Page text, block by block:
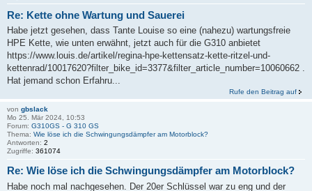
Re: Kette ohne Wartung und Sauerei
Habe jetzt gesehen, dass Tante Louise so eine (nahezu) wartungsfreie
HPE Kette, wie unten erwähnt, jetzt auch für die G310 anbietet
https://www.louis.de/artikel/regina-hpe-kettensatz-kette-ritzel-und-
kettenrad/10017620?filter_bike_id=3377&filter_article_number=10060662 .
Hat jemand schon Erfahru...
Rufe den Beitrag auf
von gbslack
Mo 25. Mär 2024, 10:53
Forum: G310GS - G 310 GS
Thema: Wie löse ich die Schwingungsdämpfer am Motorblock?
Antworten: 2
Zugriffe: 361074
Re: Wie löse ich die Schwingungsdämpfer am Motorblock?
Habe noch mal nachgesehen. Der 20er Schlüssel war zu eng und der